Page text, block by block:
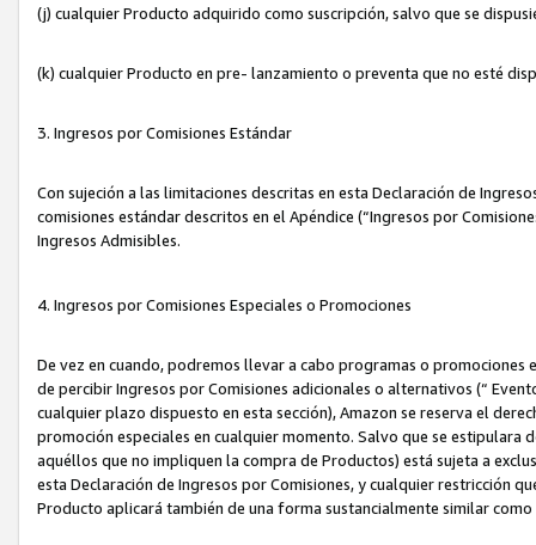
(j) cualquier Producto adquirido como suscripción, salvo que se
(k) cualquier Producto en pre- lanzamiento o preventa que no esté
3. Ingresos por Comisiones Estándar
Con sujeción a las limitaciones descritas en esta Declaración de
comisiones estándar descritos en el Apéndice (“Ingresos por
Ingresos Admisibles.
4. Ingresos por Comisiones Especiales o Promociones
De vez en cuando, podremos llevar a cabo programas o
de percibir Ingresos por Comisiones adicionales o alternativos (“
cualquier plazo dispuesto en esta sección), Amazon se reserva el
promoción especiales en cualquier momento. Salvo que se
aquéllos que no impliquen la compra de Productos) está sujeta a
esta Declaración de Ingresos por Comisiones, y cualquier restricción
Producto aplicará también de una forma sustancialmente similar